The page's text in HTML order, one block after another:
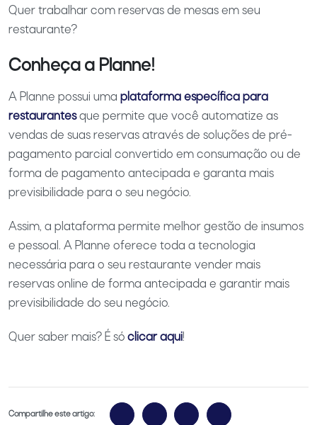
Quer trabalhar com reservas de mesas em seu
restaurante?
Conheça a Planne!
A Planne possui uma plataforma específica para
restaurantesque permite que você automatize as
vendas de suas reservas através de soluções de pré-
pagamento parcial convertido em consumação ou de
forma de pagamento antecipada e garanta mais
previsibilidade para o seu negócio.
Assim, a plataforma permite melhor gestão de insumos
e pessoal. A Planne oferece toda a tecnologia
necessária para o seu restaurante vender mais
reservas online de forma antecipada e garantir mais
previsibilidade do seu negócio.
Quer saber mais? É só clicar aqui!
Compartilhe este artigo: